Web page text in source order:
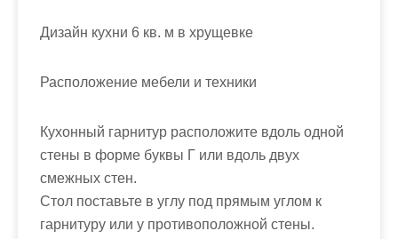
Дизайн кухни 6 кв. м в хрущевке
Расположение мебели и техники
Кухонный гарнитур расположите вдоль одной
стены в форме буквы Г или вдоль двух
смежных стен.
Стол поставьте в углу под прямым углом к
гарнитуру или у противоположной стены.